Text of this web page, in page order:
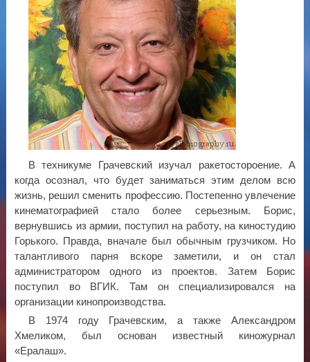
В техникуме Грачевский изучал ракетостороение. А
когда осознал, что будет заниматься этим делом всю
жизнь, решил сменить профессию. Постепенно увлечение
кинематографией стало более серьезным. Борис,
вернувшись из армии, поступил на работу, на киностудию
Горького. Правда, вначале был обычным грузчиком. Но
талантливого парня вскоре заметили, и он стал
администратором одного из проектов. Затем Борис
поступил во ВГИК. Там он специализировался на
организации кинопроизводства.
В 1974 году Грачевским, а также Александром
Хмеликом, был основан известный киножурнал
«Ералаш».